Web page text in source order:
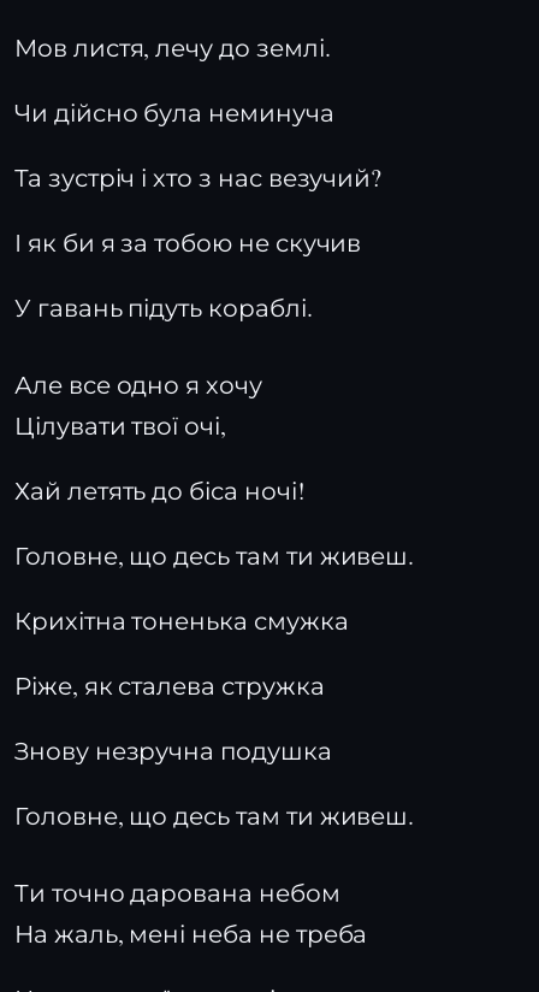
Мов листя, лечу до землі.
Чи дійсно була неминуча
Та зустріч і хто з нас везучий?
І як би я за тобою не скучив
У гавань підуть кораблі.
Але все одно я хочу
Цілувати твої очі,
Хай летять до біса ночі!
Головне, що десь там ти живеш.
Крихітна тоненька смужка
Ріже, як сталева стружка
Знову незручна подушка
Головне, що десь там ти живеш.
Ти точно дарована небом
На жаль, мені неба не треба